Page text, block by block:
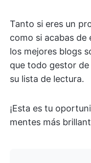
Tanto si eres un
como si acabas de
los mejores blogs
que todo gestor
su lista de lectura.
¡Esta es tu
mentes más